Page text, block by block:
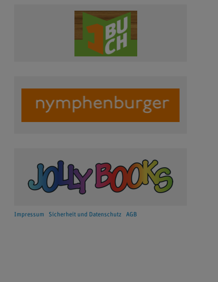
Impressum Sicherheit und Datenschutz AGB